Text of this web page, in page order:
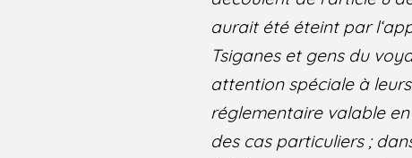
aurait été éteint par
Tsiganes et gens du
attention spéciale à
réglementaire valable
des cas particuliers ;